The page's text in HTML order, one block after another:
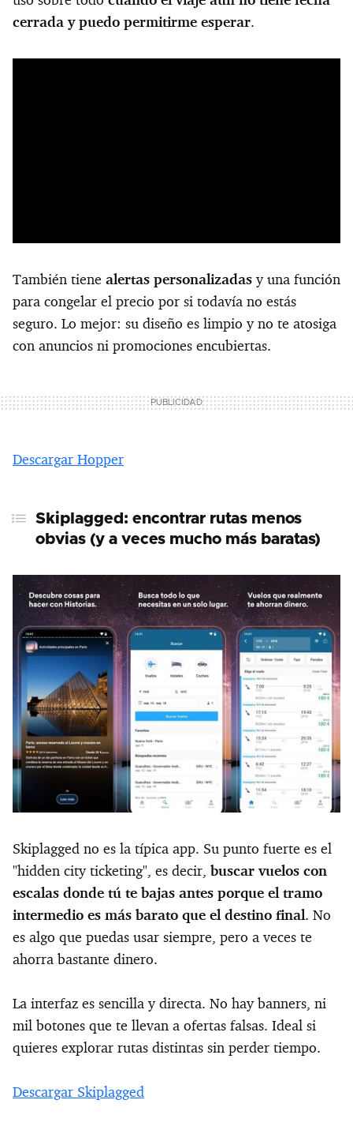
cerrada y puedo permitirme esperar.
También tiene alertas personalizadas y una función
para congelar el precio por si todavía no estás
seguro. Lo mejor: su diseño es limpio y no te atosiga
con anuncios ni promociones encubiertas.
Descargar Hopper
Skiplagged: encontrar rutas menos
obvias (y a veces mucho más baratas)
Skiplagged no es la típica app. Su punto fuerte es el
"hidden city ticketing", es decir, buscar vuelos con
escalas donde tú te bajas antes porque el tramo
intermedio es más barato que el destino final. No
es algo que puedas usar siempre, pero a veces te
ahorra bastante dinero.
La interfaz es sencilla y directa. No hay banners, ni
mil botones que te llevan a ofertas falsas. Ideal si
quieres explorar rutas distintas sin perder tiempo.
Descargar Skiplagged